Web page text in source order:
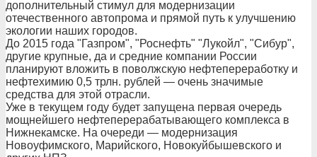
дополнительный стимул для модернизации
отечественного автопрома и прямой путь к улучшению
экологии наших городов.
До 2015 года "Газпром", "Роснефть" "Лукойл", "Сибур",
другие крупные, да и средние компании России
планируют вложить в поволжскую нефтепереработку и
нефтехимию 0,5 трлн. рублей — очень значимые
средства для этой отрасли.
Уже в текущем году будет запущена первая очередь
мощнейшего нефтеперерабатывающего комплекса в
Нижнекамске. На очереди — модернизация
Новоуфимского, Марийского, Новокуйбышевского и